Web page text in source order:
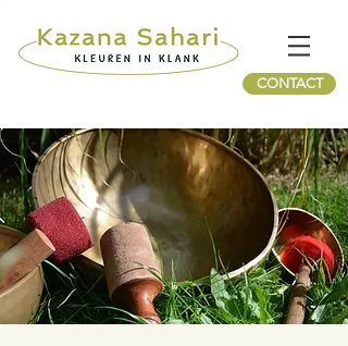
CONTACT